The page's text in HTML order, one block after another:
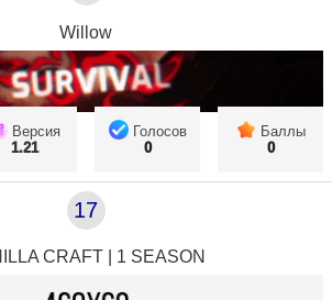
Willow
Версия
1.21
Голосов
0
Баллы
0
17
CRAFT | 1 SEASON